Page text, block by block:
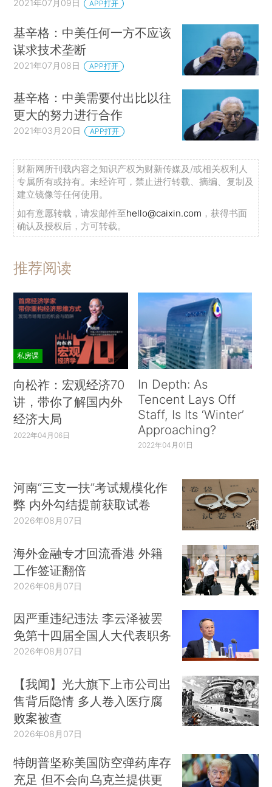
2021年07月09日 APP打开
基辛格：中美任何一方不应该
谋求技术垄断
2021年07月08日 APP打开
基辛格：中美需要付出比以往
更大的努力进行合作
2021年03月20日 APP打开
财新网所刊载内容之知识产权为财新传媒及/或相关权利人
专属所有或持有。未经许可，禁止进行转载、摘编、复制及
建立镜像等任何使用。
如有意愿转载，请发邮件至hello@caixin.com ，获得书面
确认及授权后，方可转载。
推荐阅读
私房课
向松祚：宏观经济70
讲，带你了解国内外
经济大局
2022年04月06日
In Depth: As
Tencent Lays Off
Staff, Is Its ‘Winter’
Approaching?
2022年04月01日
河南“三支一扶”考试规模化作
弊 内外勾结提前获取试卷
2026年08月07日
海外金融专才回流香港 外籍
工作签证翻倍
2026年08月07日
因严重违纪违法 李云泽被罢
免第十四届全国人大代表职务
2026年08月07日
【我闻】光大旗下上市公司出
售背后隐情 多人卷入医疗腐
败案被查
2026年08月07日
特朗普坚称美国防空弹药库存
充足 但不会向乌克兰提供更